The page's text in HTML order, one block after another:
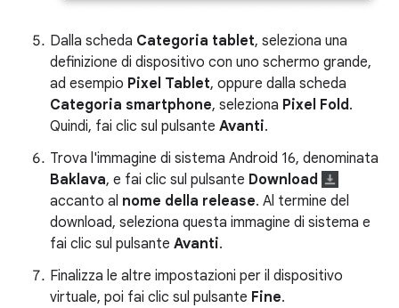
Dalla scheda Categoria tablet, seleziona una
definizione di dispositivo con uno schermo grande,
ad esempio Pixel Tablet, oppure dalla scheda
Categoria smartphone, seleziona Pixel Fold.
Quindi, fai clic sul pulsante Avanti.
Trova l'immagine di sistema Android 16, denominata
Baklava, e fai clic sul pulsante Download
accanto al nome della release. Al termine del
download, seleziona questa immagine di sistema e
fai clic sul pulsante Avanti.
Finalizza le altre impostazioni per il dispositivo
virtuale, poi fai clic sul pulsante Fine.